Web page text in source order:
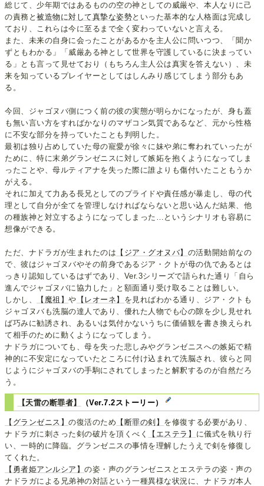
総じて、少年期ではあるものの空の神としての威厳や、本人なりに己
の責務と被造物に対して真摯な姿勢といった基本的な人格面は完成し
ており、これらは今に至るまで全く変わっていないと言える。
また、未来の自身に会ったことがあるかを主人公に問いつつ、「聞か
ずともわかる」「威厳ある神として世界を守護しているに決まってい
る」とも言って見せており（もちろん主人公は真実を答えない）、未
来を知っているプレイヤーとしてはしんみり感じてしまう部分もあ
る。
今回、ジャゴヌバ側につく前の彼の実態が明らかになったが、身も蓋
も無い言い方をすればかなりのマザコン気質であるなど、元から性格
に不安な部分を持っていたことも判明した。
最初は独り占めしていた母の寵愛が徐々に妹や弟に奪われていったが
ために、特に末弟グランゼニスに対して嫉妬を抱くようになってしま
ったことや、母ルティアナを失った際に誰よりも傷付いたこともうか
がえる。
それに加えて力ある長兄としてのプライドや責任感が暴走し、母の代
理として自分が全てを管理しなければならないと思い込んだ結果、他
の種族神と対立するようになってしまった…というシナリオも容易に
想像ができる。
ただ、ナドラガが生まれたのは 【ジア・グオヌバ】 の活動開始前なの
で、彼はジャゴヌバやその前身であるジア・クトが母の仇であるとは
っきり認知しているはずであり、Ver.3シリーズで語られた通り「自ら
進んでジャゴヌバに協力した」と額面通り受け取ることは難しい。
しかし、
【魔祖】や 【レオーネ】 を見ればわかる通り、ジア・クトも
ジャゴヌバも洗脳の達人であり、優れた人物でも心の隙を少し見せれ
ば巧みに勧誘され、あるいは気付かないうちに価値観を書き換えられ
て相手のために動くようになってしまう。
ナドラガについても、母を失った悲しみやグランゼニスへの嫉妬で精
神的に不安定になっていたところに付け込まれて洗脳され、彼らと同
じようにジャゴヌバの手駒にされてしまったと解釈するのが自然だろ
う。
【天雷の断罪者】 （Ver.7.2ストーリー）
【グランゼニス】の復活のため 【断罪の剣】 を修復する必要があり、
ナドラガに刺さった剣の破片を頂くべく
【エステラ】 に儀式を執り行
い、一時的に降臨。グランゼニスの事情を理解したうえで剣を修復し
てくれた。
【勇者姫アンルシア】の姿・声のグランゼニスとエステラの姿・声の
ナドラガによる兄弟神の対話という一種異様な状況に、ナドラガ本人